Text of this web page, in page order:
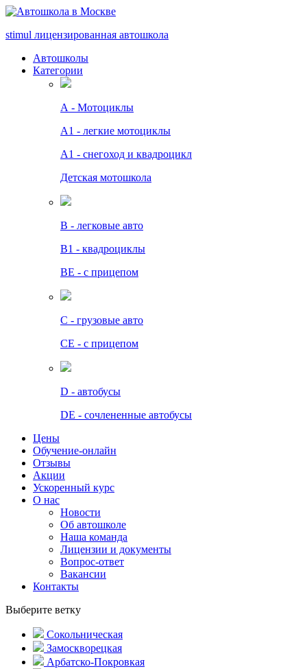
stimul лицензированная автошкола
Автошколы
Категории
А - Мотоциклы
A1 - легкие мотоциклы
A1 - снегоход и квадроцикл
Детская мотошкола
B - легковые авто
В1 - квадроциклы
BE - с прицепом
C - грузовые авто
СЕ - с прицепом
D - автобусы
DE - сочлененные автобусы
Цены
Обучение-онлайн
Отзывы
Акции
Ускоренный курс
О нас
Новости
Об автошколе
Наша команда
Лицензии и документы
Вопрос-ответ
Вакансии
Контакты
Выберите ветку
Сокольническая
Замоскворецкая
Арбатско-Покровкая